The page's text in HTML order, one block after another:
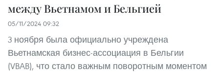
между Вьетнамом и Бельгией
05/11/2024 09:32
3 ноября была официально учреждена
Вьетнамская бизнес-ассоциация в Бельгии
(VBAB), что стало важным поворотным моментом